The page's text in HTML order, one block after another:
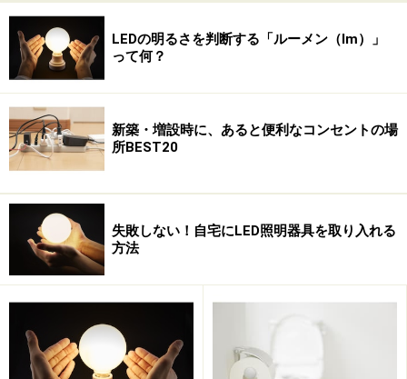
では、LED照明がどのようにライフサイクルやライフス
タイルの変化に対応できるのか見ていきましょう。
LED照明なら、人やシーンに合わせて幅広
く対応できる
LEDの明るさを判断する「ルーメン（lm）」
って何？
新築・増設時に、あると便利なコンセントの場
所BEST20
失敗しない！自宅にLED照明器具を取り入れる
方法